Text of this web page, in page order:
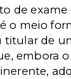
de exame
o meio
titular de
embora